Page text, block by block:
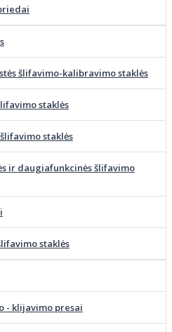
šlifavimo-kalibravimo staklės
staklės
staklės
ir daugiafunkcinės šlifavimo
staklės
- klijavimo presai